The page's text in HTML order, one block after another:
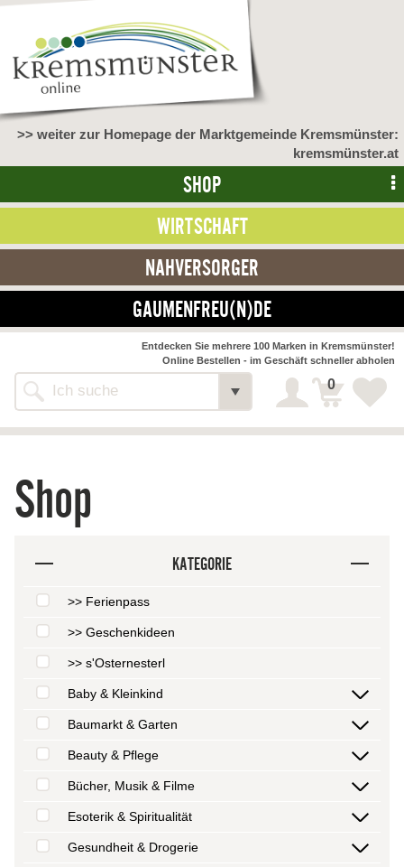
>> weiter zur Homepage der Marktgemeinde Kremsmünster:
kremsmünster.at
SHOP
WIRTSCHAFT
NAHVERSORGER
GAUMENFREU(N)DE
Shop
Entdecken Sie mehrere 100 Marken in Kremsmünster!
Online Bestellen - im Geschäft schneller abholen
0
Shop
KATEGORIE
>> Ferienpass
>> Geschenkideen
>> s'Osternesterl
Baby & Kleinkind
Baumarkt & Garten
Beauty & Pflege
Bücher, Musik & Filme
Esoterik & Spiritualität
Gesundheit & Drogerie